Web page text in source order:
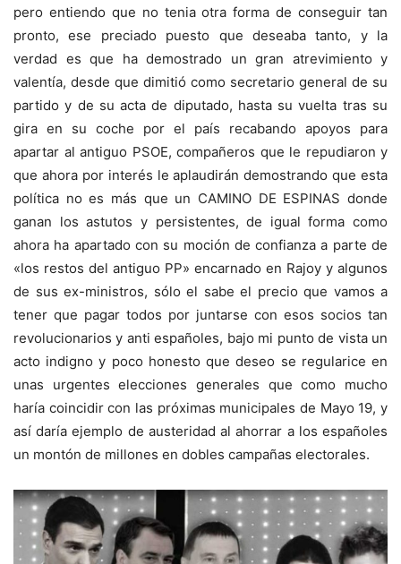
pero entiendo que no tenia otra forma de conseguir tan
pronto, ese preciado puesto que deseaba tanto, y la
verdad es que ha demostrado un gran atrevimiento y
valentía, desde que dimitió como secretario general de su
partido y de su acta de diputado, hasta su vuelta tras su
gira en su coche por el país recabando apoyos para
apartar al antiguo PSOE, compañeros que le repudiaron y
que ahora por interés le aplaudirán demostrando que esta
política no es más que un CAMINO DE ESPINAS donde
ganan los astutos y persistentes, de igual forma como
ahora ha apartado con su moción de confianza a parte de
«los restos del antiguo PP» encarnado en Rajoy y algunos
de sus ex-ministros, sólo el sabe el precio que vamos a
tener que pagar todos por juntarse con esos socios tan
revolucionarios y anti españoles, bajo mi punto de vista un
acto indigno y poco honesto que deseo se regularice en
unas urgentes elecciones generales que como mucho
haría coincidir con las próximas municipales de Mayo 19, y
así daría ejemplo de austeridad al ahorrar a los españoles
un montón de millones en dobles campañas electorales.